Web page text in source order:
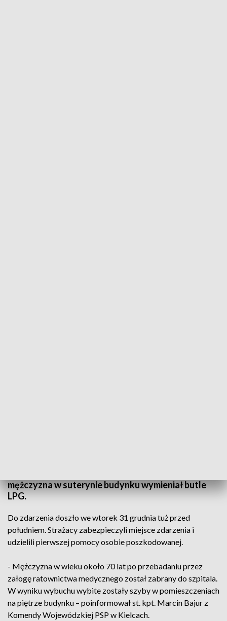
mężczyzna w suterynie budynku wymieniał butle
LPG.
Do zdarzenia doszło we wtorek 31 grudnia tuż przed
południem. Strażacy zabezpieczyli miejsce zdarzenia i
udzielili pierwszej pomocy osobie poszkodowanej.
- Mężczyzna w wieku około 70 lat po przebadaniu przez
załogę ratownictwa medycznego został zabrany do szpitala.
W wyniku wybuchu wybite zostały szyby w pomieszczeniach
na piętrze budynku – poinformował st. kpt. Marcin Bajur z
Komendy Wojewódzkiej PSP w Kielcach.